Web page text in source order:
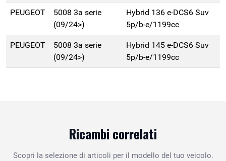
PEUGEOT
5008 3a serie
(09/24>)
Hybrid 136 e-DCS6 Suv
5p/b-e/1199cc
PEUGEOT
5008 3a serie
(09/24>)
Hybrid 145 e-DCS6 Suv
5p/b-e/1199cc
Ricambi correlati
Scopri la selezione di articoli per il modello del tuo veicolo.